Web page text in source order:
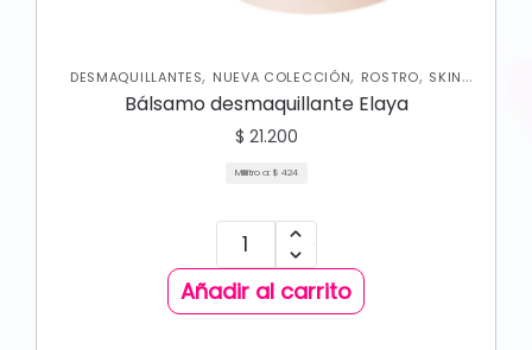
DESMAQUILLANTES, NUEVA COLECCIÓN, ROSTRO, SKIN
CARE FACIAL
Bálsamo desmaquillante Elaya
$ 21.200
Mililitro a: $ 424
Añadir al carrito